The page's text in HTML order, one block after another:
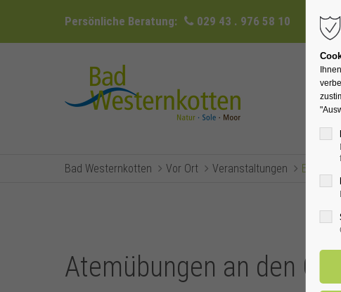
Persönliche Beratung: 029 43 . 976 58 10
Bad Westernkotten Vor Ort Veranstaltungen
Atemübungen an den